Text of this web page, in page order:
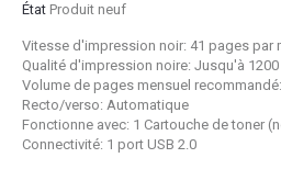
État Produit neuf
Vitesse d'impression noir: 41 pages par
Qualité d'impression noire: Jusqu'à 1200
Volume de pages mensuel
Recto/verso: Automatique
Fonctionne avec: 1 Cartouche de toner
Connectivité: 1 port USB 2.0